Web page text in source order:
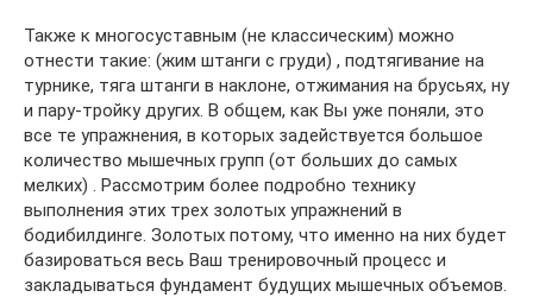
Также к многосуставным (не классическим) можно
отнести такие: (жим штанги с груди) , подтягивание на
турнике, тяга штанги в наклоне, отжимания на брусьях, ну
и пару-тройку других. В общем, как Вы уже поняли, это
все те упражнения, в которых задействуется большое
количество мышечных групп (от больших до самых
мелких) . Рассмотрим более подробно технику
выполнения этих трех золотых упражнений в
бодибилдинге. Золотых потому, что именно на них будет
базироваться весь Ваш тренировочный процесс и
закладываться фундамент будущих мышечных объемов.